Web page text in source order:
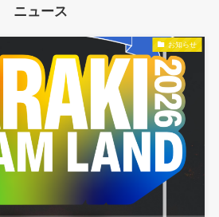
ニュース
お知らせ